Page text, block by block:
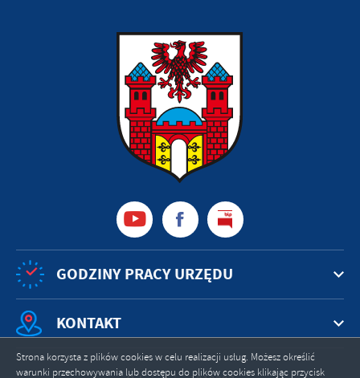
GODZINY PRACY URZĘDU
KONTAKT
Strona korzysta z plików cookies w celu realizacji usług. Możesz określić
warunki przechowywania lub dostępu do plików cookies klikając przycisk